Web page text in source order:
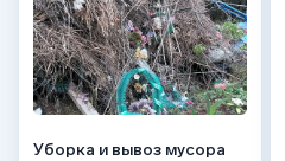
Уборка и вывоз мусора